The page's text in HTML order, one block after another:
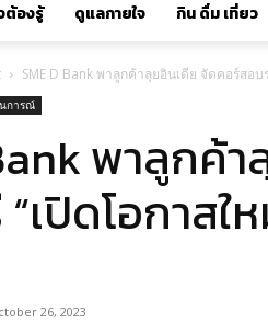
ต้องรู้ ดูแลกายใจ กิน ดื่ม เที่ยว
SME D Bank พาลูกค้าลุยอินเดีย จัดคอร์สอ
การณ์
พาลูกค้
เปิดโอกาสใ
26, 2023